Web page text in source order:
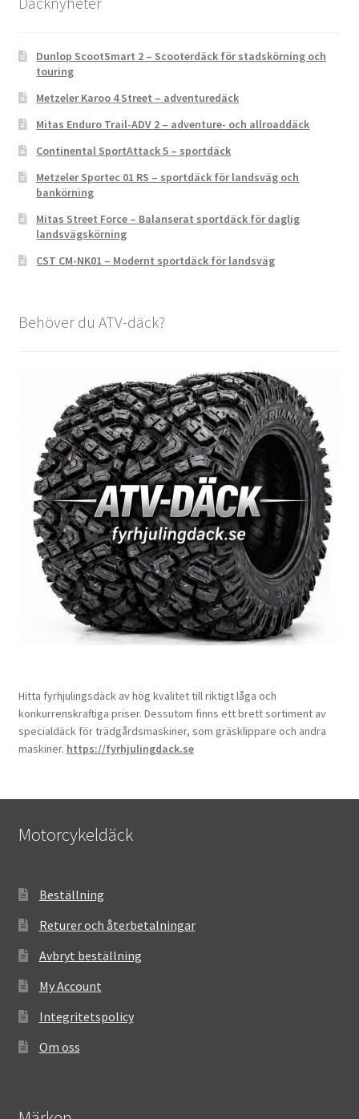
Dunlop ScootSmart 2 – Scooterdäck för stadskörning och
touring
Metzeler Karoo 4 Street – adventuredäck
Mitas Enduro Trail-ADV 2 – adventure- och allroaddäck
Continental SportAttack 5 – sportdäck
Metzeler Sportec 01 RS – sportdäck för landsväg och
bankörning
Mitas Street Force – Balanserat sportdäck för daglig
landsvägskörning
CST CM-NK01 – Modernt sportdäck för landsväg
Behöver du ATV-däck?
Hitta fyrhjulingsdäck av hög kvalitet till riktigt låga och
konkurrenskraftiga priser. Dessutom finns ett brett sortiment av
specialdäck för trädgårdsmaskiner, som gräsklippare och andra
maskiner. https://fyrhjulingdack.se
Motorcykeldäck
Beställning
Returer och återbetalningar
Avbryt beställning
My Account
Integritetspolicy
Om oss